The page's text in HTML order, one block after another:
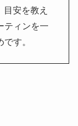
安を教え
ティンを一
す。